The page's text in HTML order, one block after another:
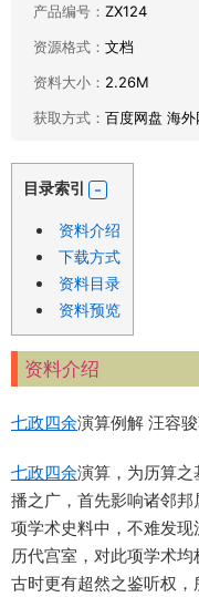
产品编号： ZX124
资源格式： 文档
资料大小： 2.26M
获取方式： 百度网盘 海外
目录索引
资料介绍
下载方式
资料目录
资料预览
资料介绍
七政四余演算例解 汪容
七政四余演算，为历算
播之广，首先影响诸邻
项学术史料中，不难发
历代宫室，对此项学术
古时更有超然之鉴听权